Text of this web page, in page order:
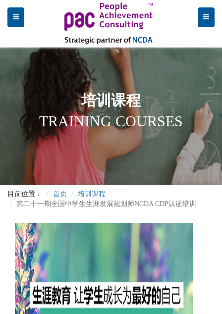
培训课程
TRAINING COURSES
目前位置： 首页
培训课程
第二十一期全国中学生生涯发展规划师NCDA CDP认证培训